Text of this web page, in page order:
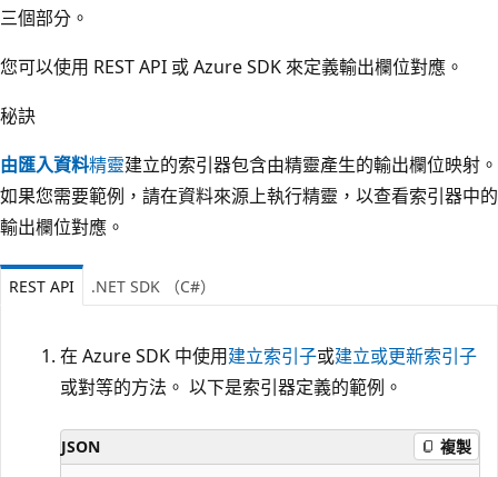
三個部分。
您可以使用 REST API 或 Azure SDK 來定義輸出欄位對應。
秘訣
由匯入資料精靈建立的索引器包含由精靈產生的輸出欄位映射。
如果您需要範例，請在資料來源上執行精靈，以查看索引器中的
輸出欄位對應。
REST API .NET SDK （C#）
在 Azure SDK 中使用建立索引子或建立或更新索引子
或對等的方法。 以下是索引器定義的範例。
JSON 複製